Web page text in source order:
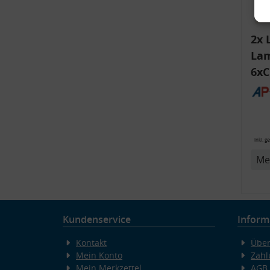
2x
inkl.
Kundenservice
Kontakt
Mein Konto